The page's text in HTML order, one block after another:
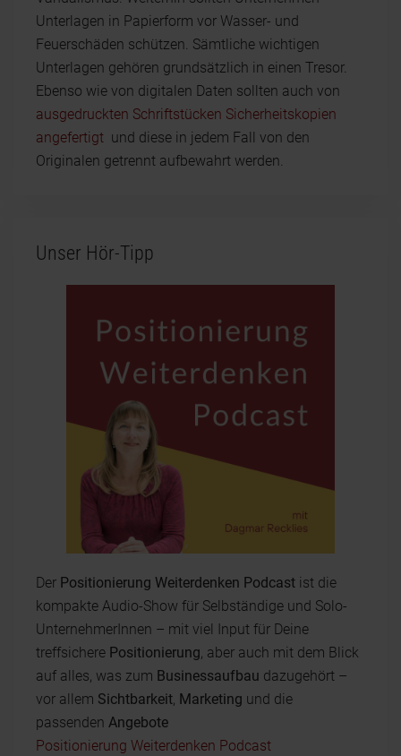
Unterlagen in Papierform vor Wasser- und
Feuerschäden schützen. Sämtliche wichtigen
Unterlagen gehören grundsätzlich in einen Tresor.
Ebenso wie von digitalen Daten sollten auch von
ausgedruckten Schriftstücken Sicherheitskopien
angefertigt und diese in jedem Fall von den
Originalen getrennt aufbewahrt werden.
Unser Hör-Tipp
Der Positionierung Weiterdenken Podcast ist die
kompakte Audio-Show für Selbständige und Solo-
UnternehmerInnen – mit viel Input für Deine
treffsichere Positionierung, aber auch mit dem Blick
auf alles, was zum Businessaufbau dazugehört –
vor allem Sichtbarkeit, Marketing und die
passenden Angebote
Positionierung Weiterdenken Podcast